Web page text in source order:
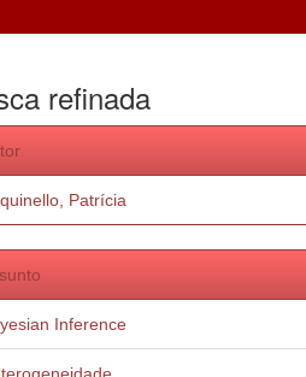
refinada
Patrícia
Inference